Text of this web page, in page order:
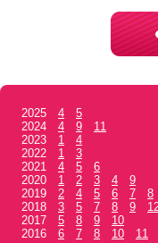
2025 4
5
2024 4 9
11
2023 1
4
2022 1
3
2021 4 5
6
2020 1 2 3 4
9
2019 2 4 5 6 7 8
2018 3 5 7 8 9
2017 5 8 9
10
2016 6 7 8 10 11